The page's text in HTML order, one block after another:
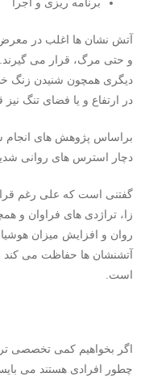
برنامه ریزی و اجرا
آتش نشان ها اغلب در
و حتی مرگ، قرار می
دیگری همچون شنیدن زنگ
در ارتفاع و یا فضای تنگ
دچار استرس های روانی
گفتنی است که علی رغم
زا، تراژدی های فراوان و
روان و افزایش میزان
آتشنشان ها حفاظت می کند
است.
اگر بخواهیم کمی تخصصی
چطور افرادی هستند می